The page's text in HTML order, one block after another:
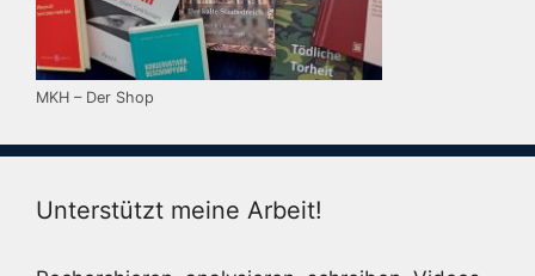
MKH – Der Shop
Unterstützt meine Arbeit!